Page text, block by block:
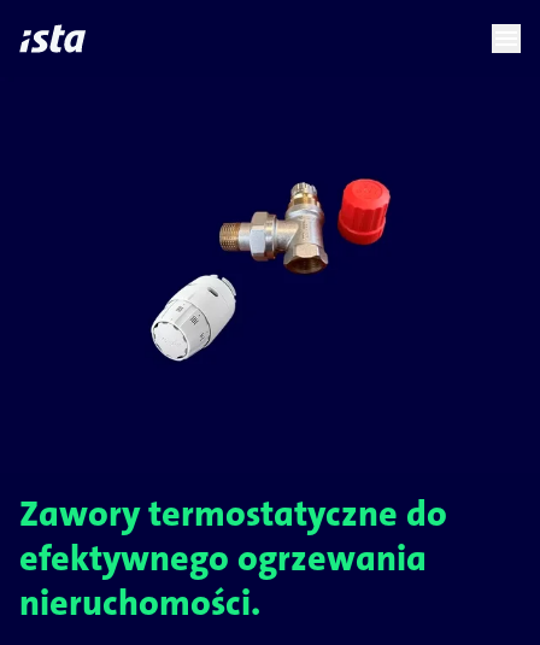
languagechevron_right
Zawory termostatyczne do
efektywnego ogrzewania
nieruchomości.